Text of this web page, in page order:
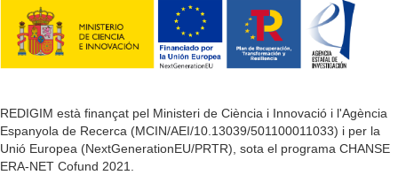
REDIGIM està finançat pel Ministeri de Ciència i Innovació i l'Agència
Espanyola de Recerca (MCIN/AEI/10.13039/501100011033) i per la
Unió Europea (NextGenerationEU/PRTR), sota el programa CHANSE
ERA-NET Cofund 2021.